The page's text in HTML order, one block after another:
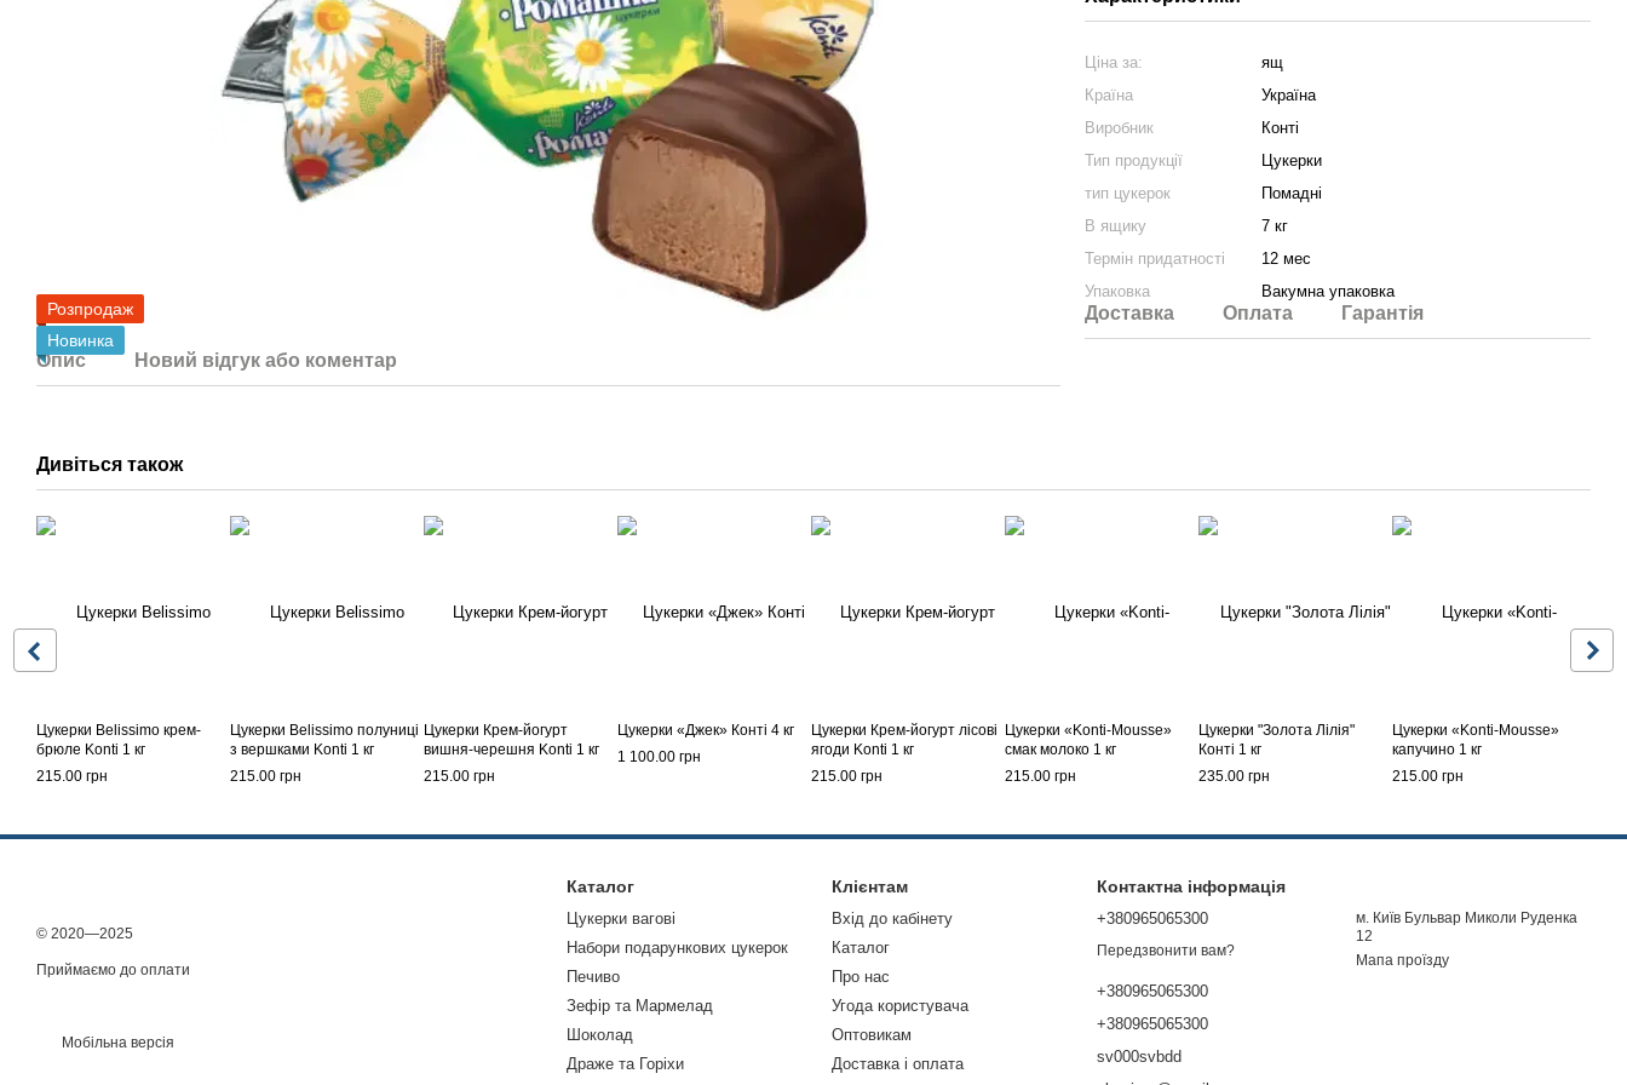
Розпродаж
Новинка
Опис Новий відгук або коментар
Ціна за:
ящ
Країна
Україна
Виробник
Конті
Тип продукції
Цукерки
тип цукерок
Помадні
В ящику
7 кг
Термін придатності
12 мес
Упаковка
Вакумна упаковка
Доставка Оплата Гарантія
Дивіться також
Цукерки Belissimo крем-
брюле Konti 1 кг
215.00 грн
Цукерки Belissimo полуниці
з вершками Konti 1 кг
215.00 грн
Цукерки Крем-йогурт
вишня-черешня Konti 1 кг
215.00 грн
Цукерки «Джек» Конті 4 кг
1 100.00 грн
Цукерки Крем-йогурт лісові
ягоди Konti 1 кг
215.00 грн
Цукерки «Konti-Mousse»
смак молоко 1 кг
215.00 грн
Цукерки "Золота Лілія"
Конті 1 кг
235.00 грн
Цукерки «Konti-Mousse»
капучино 1 кг
215.00 грн
© 2020—2025
Приймаємо до оплати
Мобільна версія
Каталог
Цукерки вагові
Набори подарункових цукерок
Печиво
Зефір та Мармелад
Шоколад
Драже та Горіхи
Клієнтам
Вхід до кабінету
Каталог
Про нас
Угода користувача
Оптовикам
Доставка і оплата
Контактна інформація
+380965065300
Передзвонити вам?
+380965065300
+380965065300
sv000svbdd
м. Київ Бульвар Миколи Руденка
12
Мапа проїзду